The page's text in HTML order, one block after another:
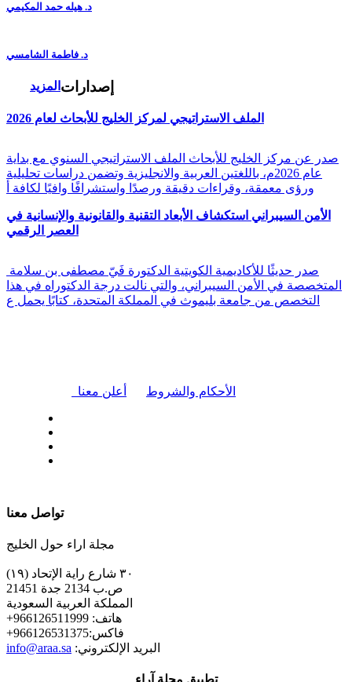
د. هيله حمد المكيمي
د. فاطمة الشامسي
المزيد إصدارات
الملف الاستراتيجي لمركز الخليج للأبحاث لعام 2026
صدر عن مركز الخليج للأبحاث الملف الاستراتيجي السنوي مع بداية
عام 2026م، باللغتين العربية والانجليزية وتضمن دراسات تحليلية
ورؤى معمقة، وقراءات دقيقة ورصدًا واستشرافًا وافيًا لكافة أ
الأمن السيبراني استكشاف الأبعاد التقنية والقانونية والإنسانية في
العصر الرقمي
المتخصصة في الأمن السيبراني، والتي نالت درجة الدكتوراه في هذا
التخصص من جامعة بليموث في المملكة المتحدة، كتابًا يحمل ع
أعلن معنا الأحكام والشروط
تواصل معنا
مجلة اراء حول الخليج
٣٠ شارع راية الإتحاد (١٩)
ص.ب 2134 جدة 21451
المملكة العربية السعودية
+هاتف: 966126511999
+فاكس:966126531375
info@araa.sa :البريد الإلكتروني